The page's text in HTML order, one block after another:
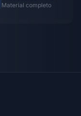
Material completo